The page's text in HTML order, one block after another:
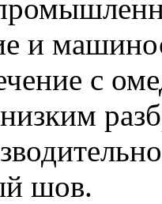
и
с
шов.